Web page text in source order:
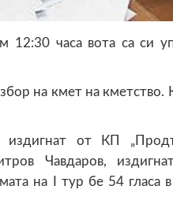
часа вота са си
на кмет на кметство.
издигнат от КП
Чавдаров,
на I тур бе 54 гласа в